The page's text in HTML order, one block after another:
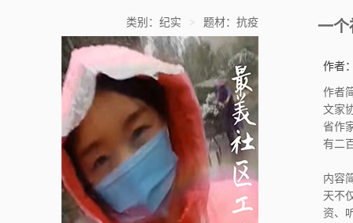
类别：纪实 > 题材：抗疫 一
作者
作者简介：
文家
省作
有二
大辞
内容
天不
资、